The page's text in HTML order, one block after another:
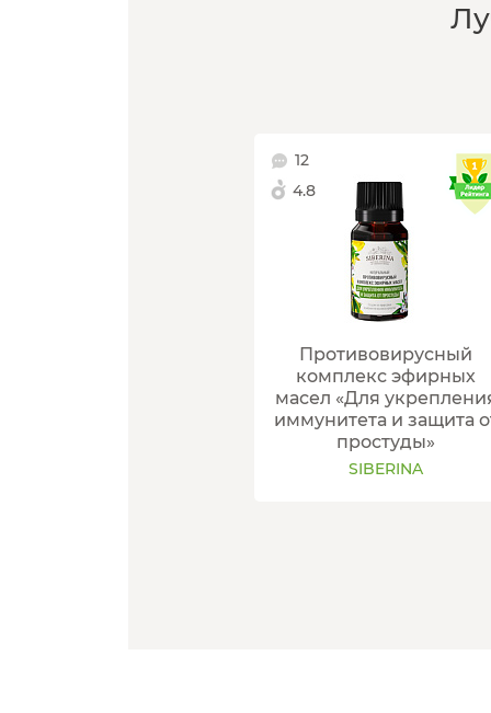
12
4.8
Противовирусный
комплекс эфирных
масел «Для
иммунитета и защита
простуды»
SIBERINA